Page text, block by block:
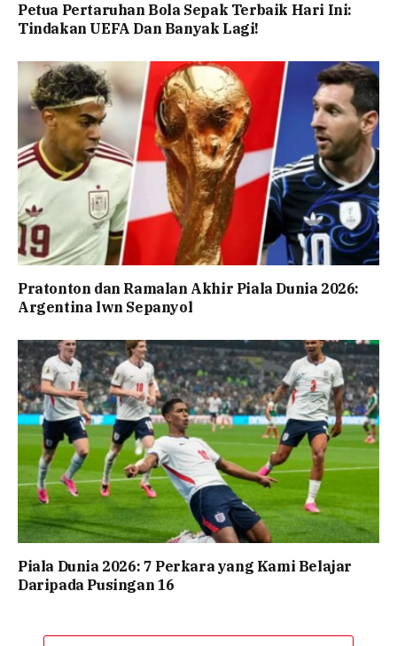
Petua Pertaruhan Bola Sepak Terbaik Hari Ini:
Tindakan UEFA Dan Banyak Lagi!
Pratonton dan Ramalan Akhir Piala Dunia 2026:
Argentina lwn Sepanyol
Piala Dunia 2026: 7 Perkara yang Kami Belajar
Daripada Pusingan 16